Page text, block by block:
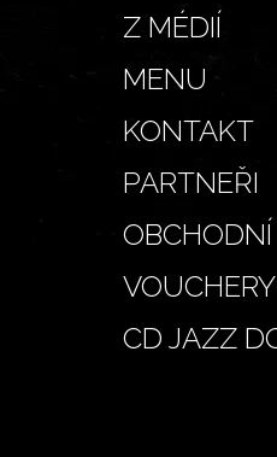
Z MÉDIÍ
MENU
KONTAKT
PARTNEŘI
VOUCHERY
CD JAZZ